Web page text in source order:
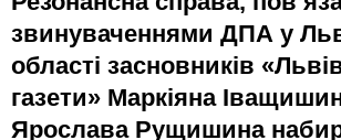
звинуваченнями ДПА у
області засновників
газети» Маркіяна
Ярослава Рущишина